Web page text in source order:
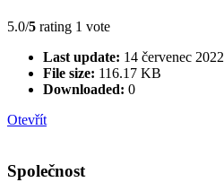
5.0/5 rating 1 vote
Last update: 14 červenec 2022
File size: 116.17 KB
Downloaded: 0
Otevřít
Společnost